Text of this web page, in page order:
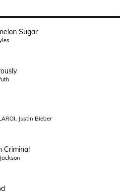
Sugar
Justin Bieber
Criminal